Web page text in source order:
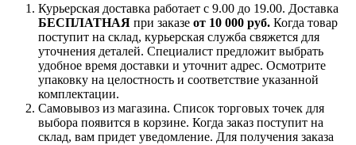
Курьерская доставка работает с 9.00 до 19.00. Доставка
БЕСПЛАТНАЯ при заказе от 10 000 руб. Когда товар
поступит на склад, курьерская служба свяжется для
уточнения деталей. Специалист предложит выбрать
удобное время доставки и уточнит адрес. Осмотрите
упаковку на целостность и соответствие указанной
комплектации.
Самовывоз из магазина. Список торговых точек для
выбора появится в корзине. Когда заказ поступит на
склад, вам придет уведомление. Для получения заказа